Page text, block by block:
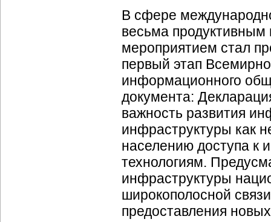
В сфере
весьма
мероприятием стал
первый этап
информационного
документа:
важность развития
инфраструктуры как
населению доступа
технологиям.
инфраструктуры
широкополосной
предоставления